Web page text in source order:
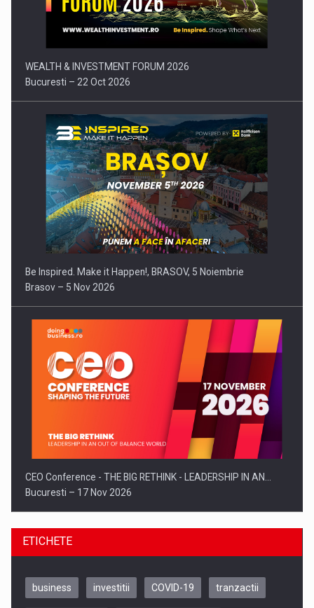
WEALTH & INVESTMENT FORUM 2026
Bucuresti – 22 Oct 2026
Be Inspired. Make it Happen!, BRASOV, 5 Noiembrie
Brasov – 5 Nov 2026
CEO Conference - THE BIG RETHINK - LEADERSHIP IN AN…
Bucuresti – 17 Nov 2026
ETICHETE
business investitii COVID-19 tranzactii